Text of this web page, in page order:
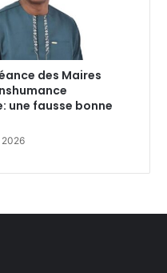
des Maires
une fausse bonne
2026